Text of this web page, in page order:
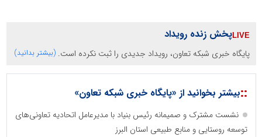
پخش زنده رویداد
پایگاه خبری شبکه تعاون، رویداد جدیدی را ثبت نکرده است. (بیشتر بدانید)
::بیشتر بخوانید از «پایگاه خبری شبکه تعاون»
نشست مشترک و صمیمانه رئیس بنیاد با مدیرعامل اتحادیه تعاونی‌های
توسعه روستایی و منابع طبیعی استان البرز